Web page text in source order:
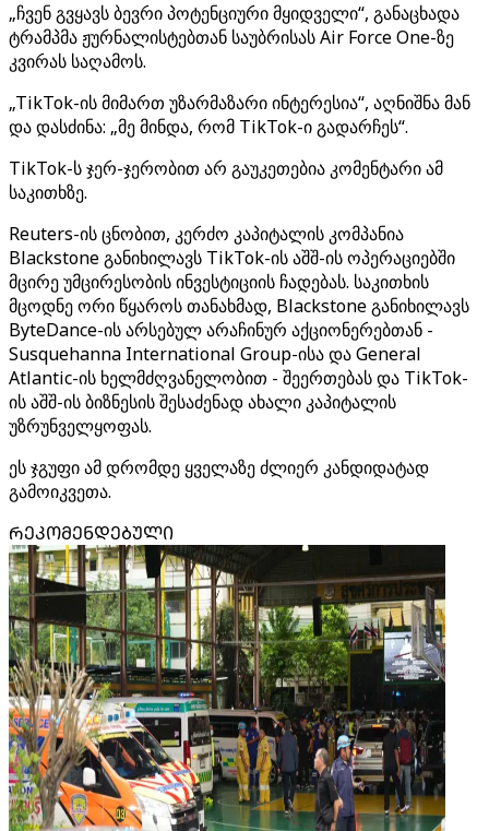
„ჩვენ გვყავს ბევრი პოტენციური მყიდველი“, განაცხადა
ტრამპმა ჟურნალისტებთან საუბრისას Air Force One-ზე
კვირას საღამოს.
„TikTok-ის მიმართ უზარმაზარი ინტერესია“, აღნიშნა მან
და დასძინა: „მე მინდა, რომ TikTok-ი გადარჩეს“.
TikTok-ს ჯერ-ჯერობით არ გაუკეთებია კომენტარი ამ
საკითხზე.
Reuters-ის ცნობით, კერძო კაპიტალის კომპანია
Blackstone განიხილავს TikTok-ის აშშ-ის ოპერაციებში
მცირე უმცირესობის ინვესტიციის ჩადებას. საკითხის
მცოდნე ორი წყაროს თანახმად, Blackstone განიხილავს
ByteDance-ის არსებულ არაჩინურ აქციონერებთან -
Susquehanna International Group-ისა და General
Atlantic-ის ხელმძღვანელობით - შეერთებას და TikTok-
ის აშშ-ის ბიზნესის შესაძენად ახალი კაპიტალის
უზრუნველყოფას.
ეს ჯგუფი ამ დრომდე ყველაზე ძლიერ კანდიდატად
გამოიკვეთა.
ᲠᲔᲙᲝᲛᲔᲜᲓᲔᲑᲣᲚᲘ